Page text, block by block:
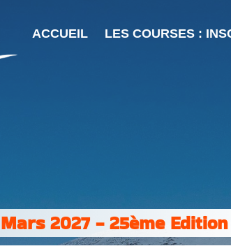
ACCUEIL LES COURSES :
2027 - 25ème